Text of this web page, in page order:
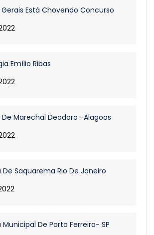
Gerais Está Chovendo Concurso
Emílio Ribas
Marechal Deodoro -Alagoas
Saquarema Rio De Janeiro
De Porto Ferreira- SP